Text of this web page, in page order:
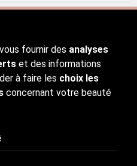
fournir des analyses
et des informations
à faire les choix les
concernant votre beauté